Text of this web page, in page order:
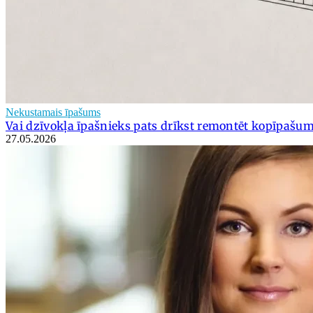
Nekustamais īpašums
Vai dzīvokļa īpašnieks pats drīkst remontēt
27.05.2026